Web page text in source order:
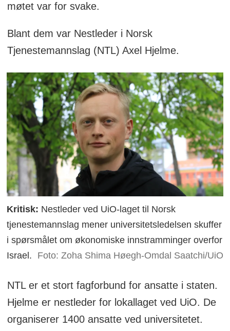
har palestinske forskere tilknyttet UiO
gjennom Scholars at Risk-ordningen og
en spesialordning, som også gjelder for
ytterligere tiltak rettet mot palestinske
forskere og studenter på styremøtet 14.
mai.
Krav: Støtte til digitale ressurser for
ansatte og studenter ved palestinske
universiteter
Svar fra UiO-rektor Svein Stølen:– Vi
bidrar gjerne til bottom-up-initiativer, slik
vi gjør for Ukraina, og skal diskutere
dette i styremøtet 14. mai.
møtet var for svake.
Blant dem var Nestleder i Norsk
Tjenestemannslag (NTL) Axel Hjelme.
Kritisk: Nestleder ved UiO-laget til Norsk
tjenestemannslag mener universitetsledelsen skuffer
i spørsmålet om økonomiske innstramminger overfor
Israel.
Foto: Zoha Shima Høegh-Omdal Saatchi/UiO
NTL er et stort fagforbund for ansatte i staten.
Hjelme er nestleder for lokallaget ved UiO. De
organiserer 1400 ansatte ved universitetet.